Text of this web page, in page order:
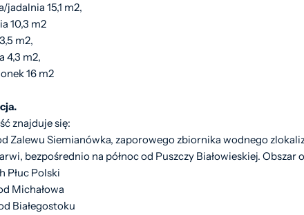
jadalnia 15,1 m2,
10,3 m2
m2,
4,3 m2,
16 m2
znajduje się:
Zalewu Siemianówka, zaporowego zbiornika wodnego
bezpośrednio na północ od Puszczy Białowieskiej.
Płuc Polski
Michałowa
Białegostoku